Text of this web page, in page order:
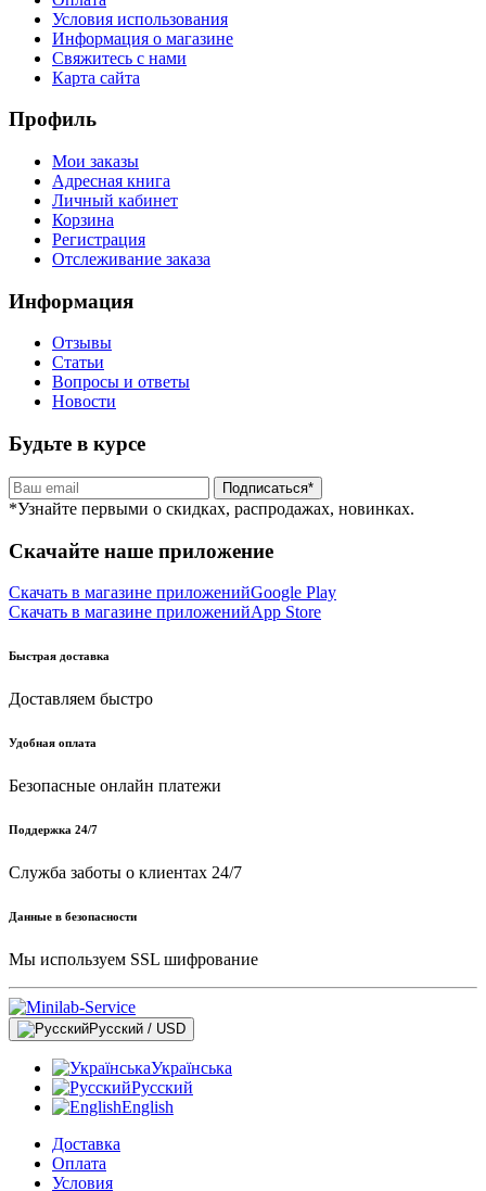
Условия использования
Информация о магазине
Свяжитесь с нами
Карта сайта
Профиль
Мои заказы
Адресная книга
Личный кабинет
Корзина
Регистрация
Отслеживание заказа
Информация
Отзывы
Статьи
Вопросы и ответы
Новости
Будьте в курсе
Подписаться*
*Узнайте первыми о скидках, распродажах, новинках.
Скачайте наше приложение
Скачать в магазине приложенийGoogle Play
Скачать в магазине приложенийApp Store
Быстрая доставка
Доставляем быстро
Удобная оплата
Безопасные онлайн платежи
Поддержка 24/7
Служба заботы о клиентах 24/7
Данные в безопасности
Мы используем SSL шифрование
Русский / USD
Українська
Русский
English
Доставка
Оплата
Условия